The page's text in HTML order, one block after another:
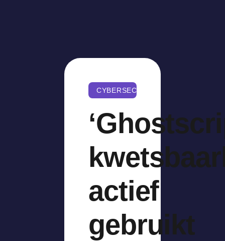
CYBERSECURITY
actief
gebruikt